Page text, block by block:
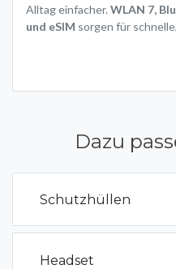
Alltag einfacher. WLAN 7,
und eSIM sorgen für
Dazu
Schutzhüllen
Headset